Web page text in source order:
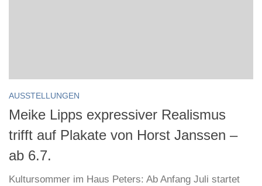
AUSSTELLUNGEN
Meike Lipps expressiver Realismus
trifft auf Plakate von Horst Janssen –
ab 6.7.
Kultursommer im Haus Peters: Ab Anfang Juli startet